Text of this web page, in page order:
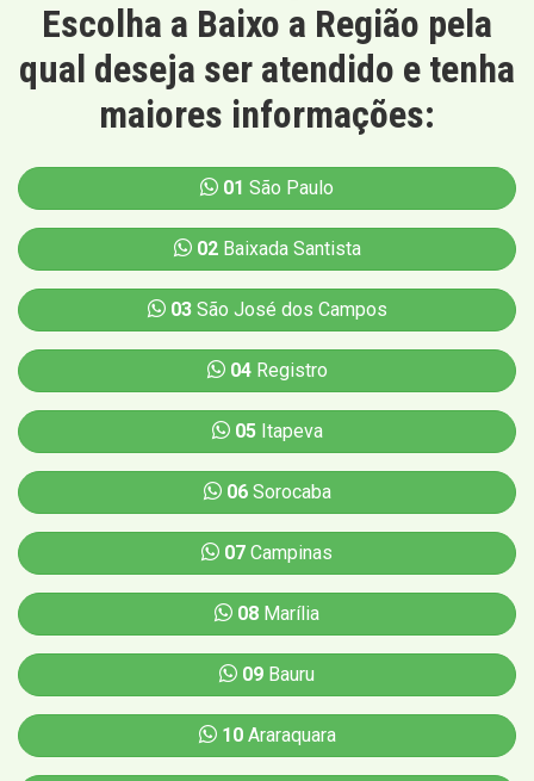
Escolha a Baixo a Região pela
qual deseja ser atendido e tenha
maiores informações:
01 São Paulo
02Baixada Santista
03São José dos Campos
04Registro
05Itapeva
06Sorocaba
07 Campinas
08 Marília
09 Bauru
10Araraquara